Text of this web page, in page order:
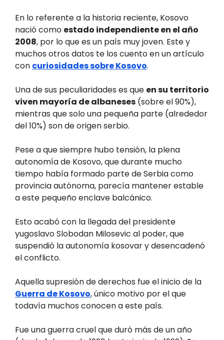
En lo referente a la historia reciente, Kosovo
nació como estado independiente en el año
2008, por lo que es un país muy joven. Este y
muchos otros datos te los cuento en un artículo
con curiosidades sobre Kosovo.
Una de sus peculiaridades es que en su territorio
viven mayoría de albaneses (sobre el 90%),
mientras que solo una pequeña parte (alrededor
del 10%) son de origen serbio.
Pese a que siempre hubo tensión, la plena
autonomía de Kosovo, que durante mucho
tiempo había formado parte de Serbia como
provincia autónoma, parecía mantener estable
a este pequeño enclave balcánico.
Esto acabó con la llegada del presidente
yugoslavo Slobodan Milosevic al poder, que
suspendió la autonomía kosovar y desencadenó
el conflicto.
Aquella supresión de derechos fue el inicio de la
Guerra de Kosovo, único motivo por el que
todavía muchos conocen a este país.
Fue una guerra cruel que duró más de un año